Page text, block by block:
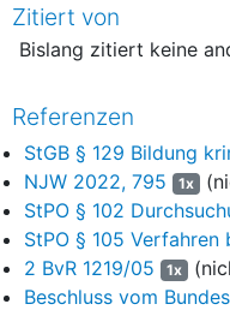
II.
prozessual überholt
Feststellung der
umzudeuten. Angesichts
der vorläufig
dauert die
Beschluss vom 18.
795Rn. 5 mwN).
Zitiert von
Bislang zitiert keine
Referenzen
StGB § 129 Bildung
NJW 2022, 795 1x
StPO § 102
StPO § 105
2 BvR 1219/05 1x
Beschluss vom